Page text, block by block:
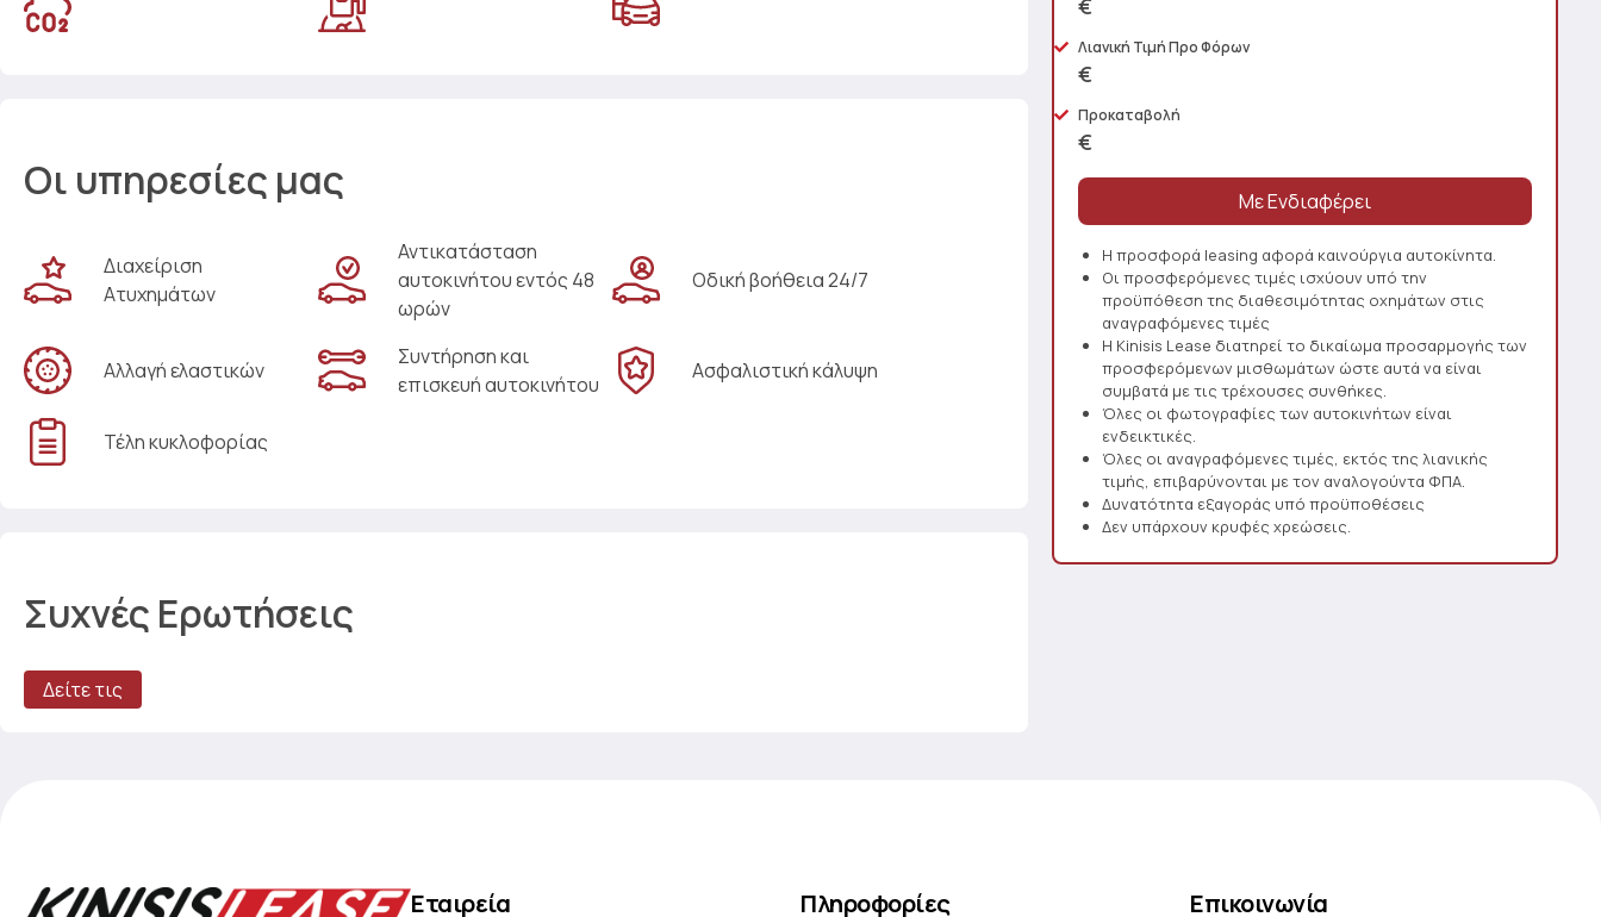
Οι υπηρεσίες μας
Διαχείριση
Ατυχημάτων
Αντικατάσταση
αυτοκινήτου εντός 48
ωρών
Οδική βοήθεια 24/7
Αλλαγή ελαστικών
Συντήρηση και
επισκευή αυτοκινήτου
Ασφαλιστική κάλυψη
Τέλη κυκλοφορίας
Συχνές Ερωτήσεις
Δείτε τις
€
Λιανική Τιμή Προ Φόρων
€
Προκαταβολή
€
Η προσφορά leasing αφορά καινούργια αυτοκίνητα.
Οι προσφερόμενες τιμές ισχύουν υπό την
προϋπόθεση της διαθεσιμότητας οχημάτων στις
αναγραφόμενες τιμές
Η Kinisis Lease διατηρεί το δικαίωμα προσαρμογής των
προσφερόμενων μισθωμάτων ώστε αυτά να είναι
συμβατά με τις τρέχουσες συνθήκες.
Όλες οι φωτογραφίες των αυτοκινήτων είναι
ενδεικτικές.
Όλες οι αναγραφόμενες τιμές, εκτός της λιανικής
τιμής, επιβαρύνονται με τον αναλογούντα ΦΠΑ.
Δυνατότητα εξαγοράς υπό προϋποθέσεις
Δεν υπάρχουν κρυφές χρεώσεις.
Εταιρεία Πληροφορίες Επικοινωνία